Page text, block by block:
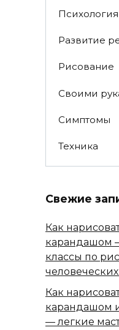
Психология
Развитие
Рисование
Своими
Симптомы
Техника
Свежие
Как
карандашом
классы по
Как
карандашом
— легкие